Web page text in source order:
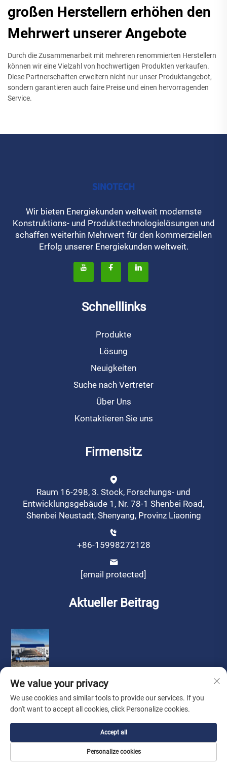
großen Herstellern erhöhen den
Mehrwert unserer Angebote
Durch die Zusammenarbeit mit mehreren renommierten Herstellern
können wir eine Vielzahl von hochwertigen Produkten verkaufen.
Diese Partnerschaften erweitern nicht nur unser Produktangebot,
sondern garantieren auch faire Preise und einen hervorragenden
Service.
Wir bieten Energiekunden weltweit modernste
Konstruktions- und Produkttechnologielösungen und
schaffen weiterhin Mehrwert für den kommerziellen
Erfolg unserer Energiekunden weltweit.
Schnelllinks
Produkte
Lösung
Neuigkeiten
Suche nach Vertreter
Über Uns
Kontaktieren Sie uns
Firmensitz
Raum 16-298, 3. Stock, Forschungs- und
Entwicklungsgebäude 1, Nr. 78-1 Shenbei Road,
Shenbei Neustadt, Shenyang, Provinz Liaoning
+86-15998272128
[email protected]
Aktueller Beitrag
Urheberrecht © by Liaoning Sinotech Group Co., Ltd.
Datenschutzrichtlinie
Suche nach Vertreter Über Uns Kontaktieren Sie uns
We value your privacy
We use cookies and similar tools to provide our services. If you
don't want to accept all cookies, click Personalize cookies.
Personalize cookies
Accept all